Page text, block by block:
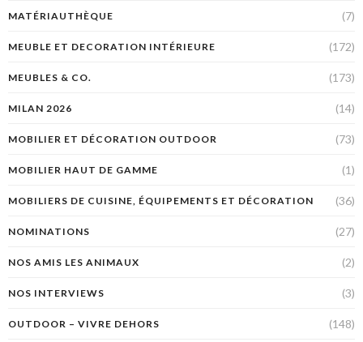
MATÉRIAUTHÈQUE (7)
MEUBLE ET DECORATION INTÉRIEURE (172)
MEUBLES & CO. (173)
MILAN 2026 (14)
MOBILIER ET DÉCORATION OUTDOOR (73)
MOBILIER HAUT DE GAMME (1)
MOBILIERS DE CUISINE, ÉQUIPEMENTS ET DÉCORATION (36)
NOMINATIONS (27)
NOS AMIS LES ANIMAUX (2)
NOS INTERVIEWS (3)
OUTDOOR – VIVRE DEHORS (148)